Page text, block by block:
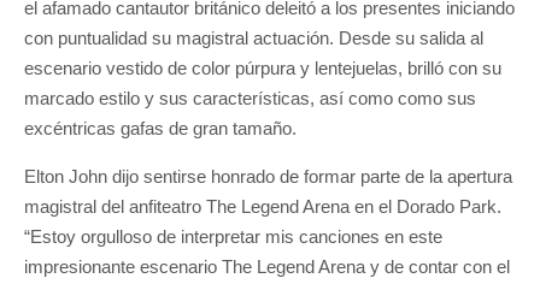
el afamado cantautor británico deleitó a los presentes iniciando
con puntualidad su magistral actuación. Desde su salida al
escenario vestido de color púrpura y lentejuelas, brilló con su
marcado estilo y sus características, así como como sus
excéntricas gafas de gran tamaño.
Elton John dijo sentirse honrado de formar parte de la apertura
magistral del anfiteatro The Legend Arena en el Dorado Park.
“Estoy orgulloso de interpretar mis canciones en este
impresionante escenario The Legend Arena y de contar con el